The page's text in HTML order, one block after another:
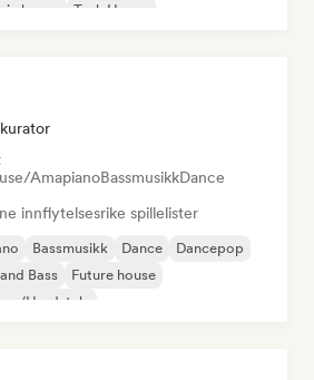
house
Tech House
AmapianoBassmusikkDance
innflytelsesrike spillelister
Bassmusikk Dance
Dancepop
Bass
Future house
Hardstyle